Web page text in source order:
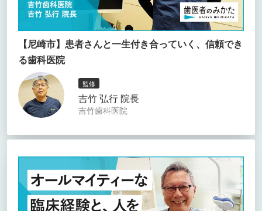
【尼崎市】患者さんと一生付き合っていく、信頼でき
る歯科医院
監修
吉竹 弘行 院長
吉竹歯科医院